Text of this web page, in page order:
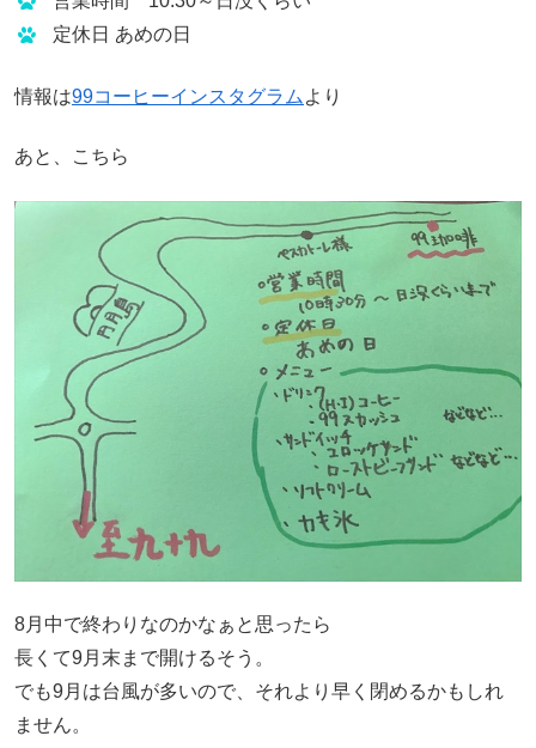
定休日 あめの日
情報は99コーヒーインスタグラム より
あと、こちら
8月中で終わりなのかなぁと思ったら
長くて9月末まで開けるそう。
でも9月は台風が多いので、それより早く閉めるかもしれ
ません。